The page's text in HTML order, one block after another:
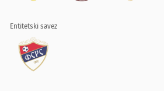
Entitetski savez